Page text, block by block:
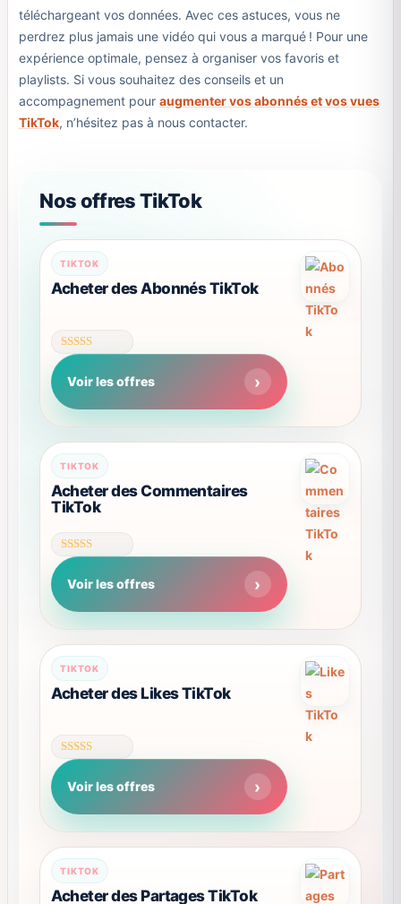
téléchargeant vos données. Avec ces astuces, vous ne
perdrez plus jamais une vidéo qui vous a marqué ! Pour une
expérience optimale, pensez à organiser vos favoris et
playlists. Si vous souhaitez des conseils et un
accompagnement pour augmenter vos abonnés et vos vues
TikTok, n’hésitez pas à nous contacter.
Nos offres TikTok
TIKTOK
Acheter des Abonnés TikTok
Note
sur 5
Voir les offres
Ce
produit
variations.
Les
options
peuvent
choisies
sur
la
du
produit
TIKTOK
Acheter des Commentaires
TikTok
Note
sur 5
Voir les offres
TIKTOK
Acheter des Likes TikTok
Note
sur 5
Voir les offres
Ce
produit
variations.
Les
options
peuvent
choisies
sur
TIKTOK
Acheter des Partages TikTok
Ce
produit